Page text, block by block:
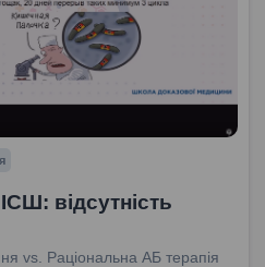
відсутність
vs. Раціональна АБ терапія